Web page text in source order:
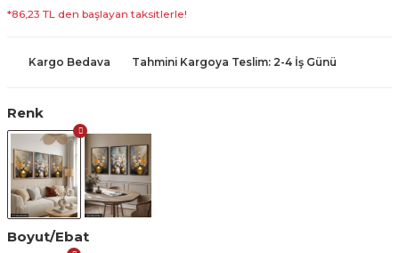
*86,23 TL den başlayan taksitlerle!
Kargo Bedava Tahmini Kargoya Teslim: 2-4 İş Günü
Renk
Boyut/Ebat